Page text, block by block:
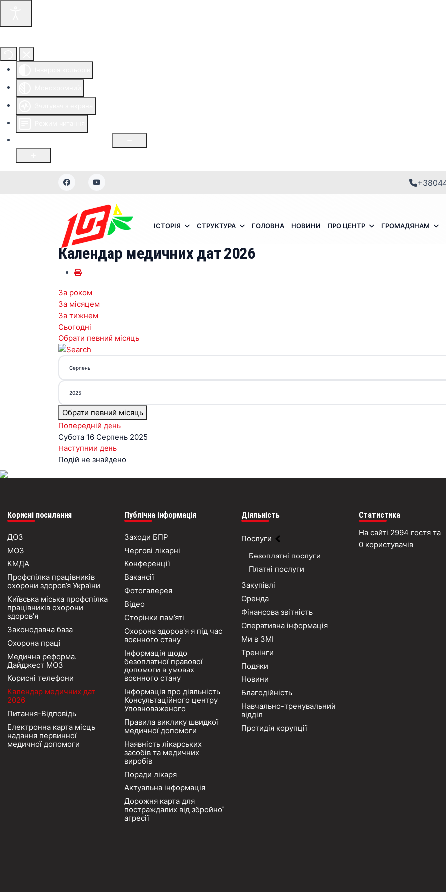
ІСТОРІЯ СТРУКТУРА ГОЛОВНА НОВИНИ ПРО ЦЕНТР ГРОМАДЯНАМ
Календар медичних дат 2026
За роком
За місяцем
За тижнем
Сьогодні
Обрати певний місяць
Обрати певний місяць
Попередній день
Субота 16 Серпень 2025
Наступний день
Подій не знайдено
Корисні посилання
ДОЗ
МОЗ
КМДА
Профспілка працівників
охорони здоров’я України
Київська міська профспілка
працівників охорони
здоров'я
Законодавча база
Охорона праці
Медична реформа.
Дайджест МОЗ
Корисні телефони
Календар медичних дат
2026
Питання-Відповідь
Електронна карта місць
надання первинної
медичної допомоги
Публічна інформація
Заходи БПР
Чергові лікарні
Конференції
Вакансії
Фотогалерея
Відео
Сторінки пам’яті
Охорона здоров'я я під час
воєнного стану
Інформація щодо
безоплатної правової
допомоги в умовах
воєнного стану
Інформація про діяльність
Консультаційного центру
Уповноваженого
Правила виклику швидкої
медичної допомоги
Наявність лікарських
засобів та медичних
виробів
Поради лікаря
Актуальна інформація
Дорожня карта для
постраждалих від збройної
агресії
Діяльність
Послуги
Безоплатні послуги
Платні послуги
Закупівлі
Оренда
Фінансова звітність
Оперативна інформація
Ми в ЗМІ
Тренінги
Подяки
Новини
Благодійність
Навчально-тренувальний
відділ
Протидія корупції
Статистика
На сайті 2994 гостя та
0 користувачів